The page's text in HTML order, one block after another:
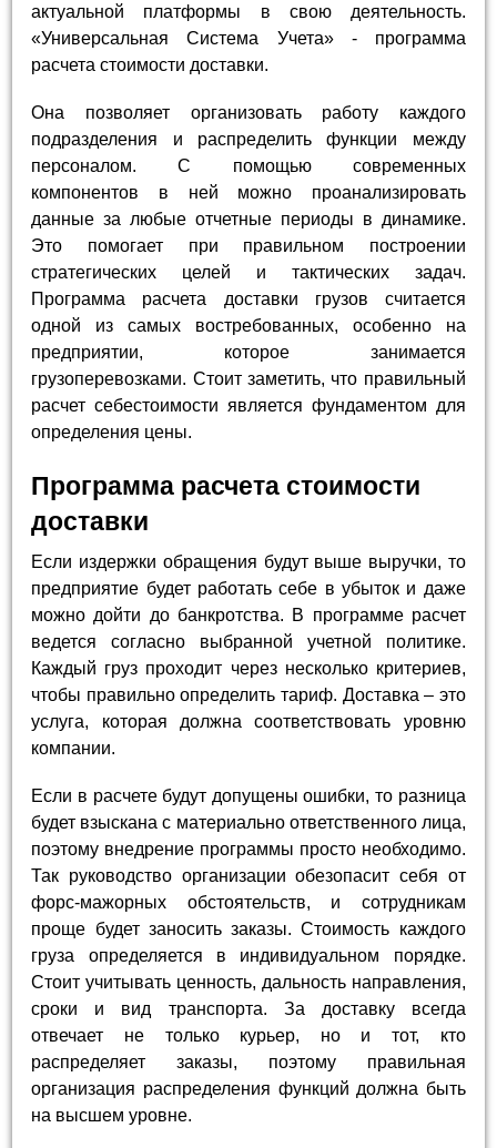
актуальной платформы в свою деятельность.
«Универсальная Система Учета» - программа
расчета стоимости доставки.
Она позволяет организовать работу каждого
подразделения и распределить функции между
персоналом. С помощью современных
компонентов в ней можно проанализировать
данные за любые отчетные периоды в динамике.
Это помогает при правильном построении
стратегических целей и тактических задач.
Программа расчета доставки грузов считается
одной из самых востребованных, особенно на
предприятии, которое занимается
грузоперевозками. Стоит заметить, что правильный
расчет себестоимости является фундаментом для
определения цены.
Программа расчета стоимости
доставки
Если издержки обращения будут выше выручки, то
предприятие будет работать себе в убыток и даже
можно дойти до банкротства. В программе расчет
ведется согласно выбранной учетной политике.
Каждый груз проходит через несколько критериев,
чтобы правильно определить тариф. Доставка – это
услуга, которая должна соответствовать уровню
компании.
Если в расчете будут допущены ошибки, то разница
будет взыскана с материально ответственного лица,
поэтому внедрение программы просто необходимо.
Так руководство организации обезопасит себя от
форс-мажорных обстоятельств, и сотрудникам
проще будет заносить заказы. Стоимость каждого
груза определяется в индивидуальном порядке.
Стоит учитывать ценность, дальность направления,
сроки и вид транспорта. За доставку всегда
отвечает не только курьер, но и тот, кто
распределяет заказы, поэтому правильная
организация распределения функций должна быть
на высшем уровне.